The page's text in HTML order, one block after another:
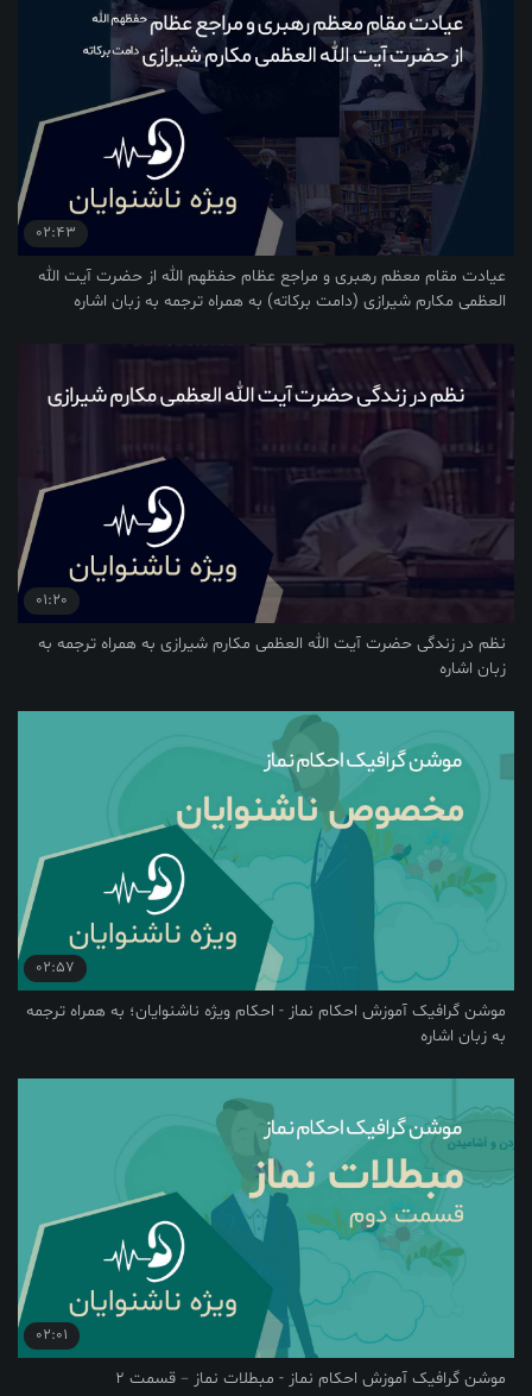
02:43
عیادت مقام معظم رهبری و مراجع عظام حفظهم الله از حضرت آیت الله
العظمی مکارم شیرازی (دامت برکاته) به همراه ترجمه به زبان اشاره
01:20
نظم در زندگی حضرت آیت الله العظمی مکارم شیرازی به همراه ترجمه به
زبان اشاره
02:57
موشن گرافیک آموزش احکام نماز - احکام ویژه ناشنوایان؛ به همراه ترجمه
به زبان اشاره
02:01
موشن گرافیک آموزش احکام نماز - مبطلات نماز – قسمت 2